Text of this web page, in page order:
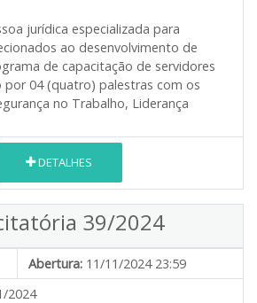
jurídica especializada para
ao desenvolvimento de
de capacitação de servidores
04 (quatro) palestras com os
no Trabalho, Liderança
DETALHES
39/2024
Abertura: 11/11/2024 23:59
2024